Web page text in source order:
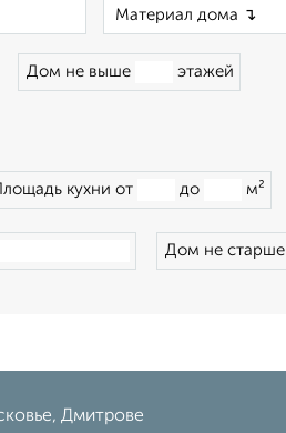
Дом не выше этажей
кухни от до м²
Дом не старше
Дмитрове